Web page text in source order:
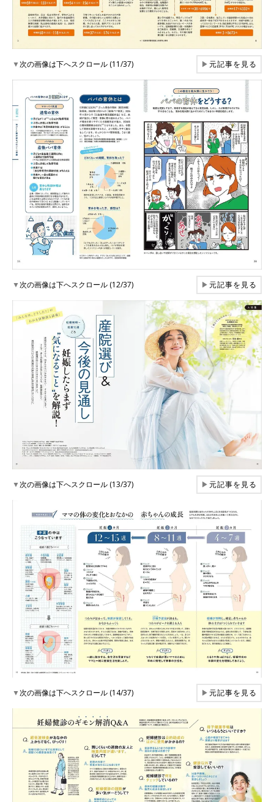
▼次の画像は下へスクロール (11/37) ▶元記事を見る
▼次の画像は下へスクロール (12/37) ▶元記事を見る
▼次の画像は下へスクロール (13/37) ▶元記事を見る
▼次の画像は下へスクロール (14/37) ▶元記事を見る